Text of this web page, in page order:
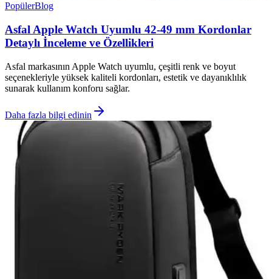
PopülerBlog
Asfal Apple Watch Uyumlu 42-49 mm Kordonlar
Detaylı İnceleme ve Özellikleri
Asfal markasının Apple Watch uyumlu, çeşitli renk ve boyut
seçenekleriyle yüksek kaliteli kordonları, estetik ve dayanıklılık
sunarak kullanım konforu sağlar.
Daha fazla bilgi edinin